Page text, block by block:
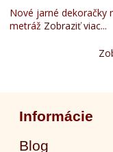
Nové jarné dekoračky
metráž Zobraziť viac...
Informácie
Blog